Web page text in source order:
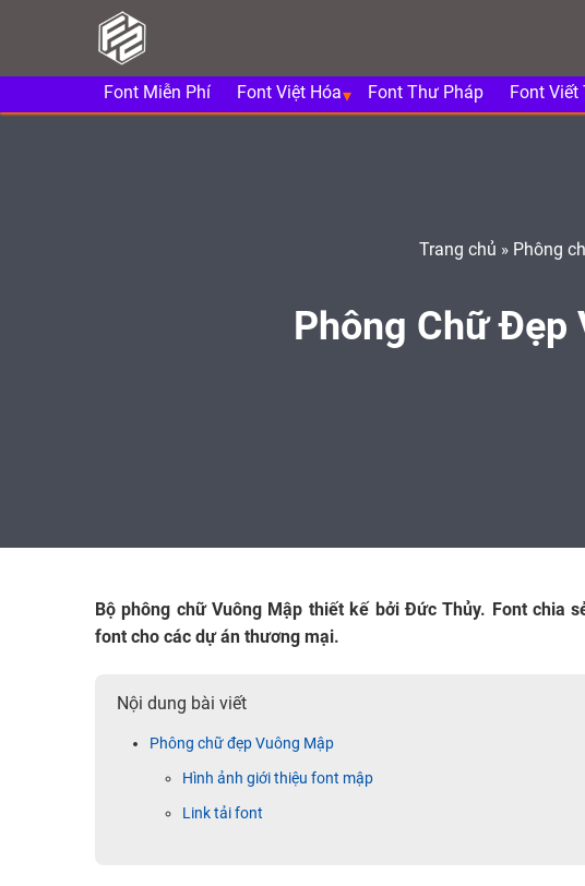
Font Miễn Phí Font Việt Hóa Font Thư Pháp Font Viết
Trang chủ » Phông
Phông Chữ Đẹp
Bộ phông chữ Vuông Mập thiết kế bởi Đức Thủy. Font chia
font cho các dự án thương mại.
Nội dung bài viết
Phông chữ đẹp Vuông Mập
Hình ảnh giới thiệu font mập
Link tải font